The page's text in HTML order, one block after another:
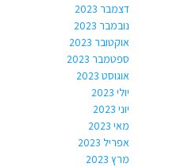
דצמבר 2023
נובמבר 2023
אוקטובר 2023
ספטמבר 2023
אוגוסט 2023
יולי 2023
יוני 2023
מאי 2023
אפריל 2023
מרץ 2023